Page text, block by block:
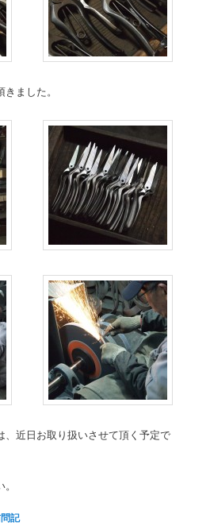
ました。
、近日お取り扱いさせて頂く予定で
記